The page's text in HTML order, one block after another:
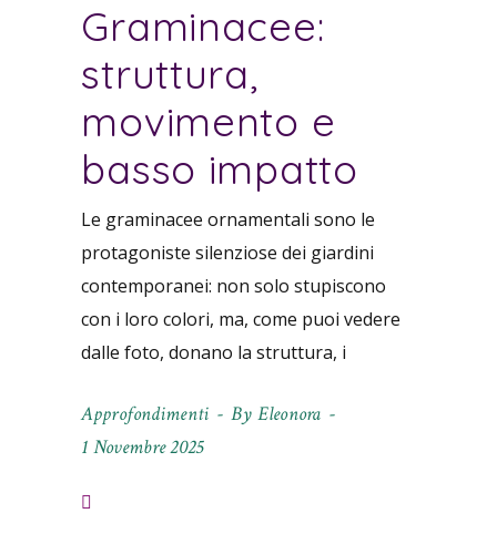
Graminacee:
struttura,
movimento e
basso impatto
Le graminacee ornamentali sono le
protagoniste silenziose dei giardini
contemporanei: non solo stupiscono
con i loro colori, ma, come puoi vedere
dalle foto, donano la struttura, i
Approfondimenti By Eleonora
1 Novembre 2025